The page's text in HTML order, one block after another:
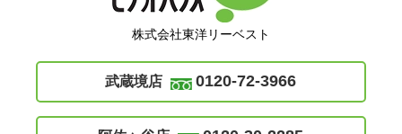
株式会社東洋リーベスト
武蔵境店 0120-72-3966